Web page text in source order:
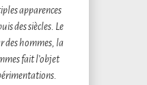
apparences
des siècles. Le
des hommes, la
fait l’objet